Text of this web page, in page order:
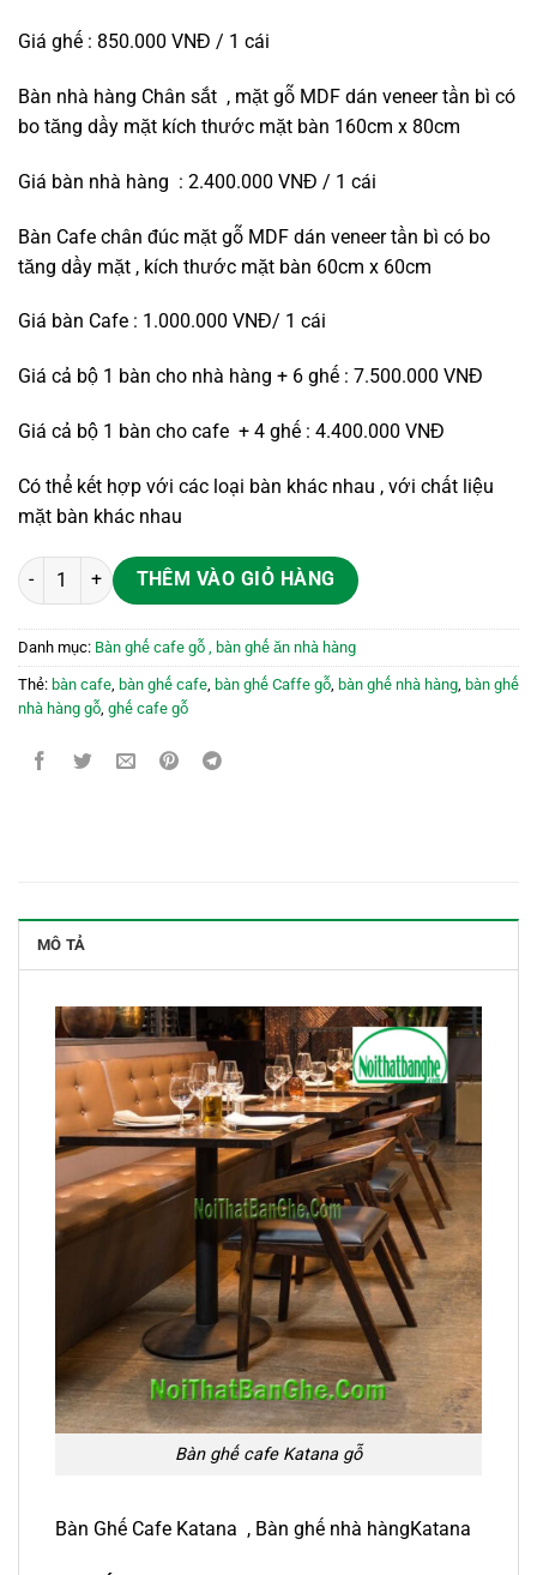
Giá ghế : 850.000 VNĐ / 1 cái
Bàn nhà hàng Chân sắt , mặt gỗ MDF dán veneer tần bì có
bo tăng dầy mặt kích thước mặt bàn 160cm x 80cm
Giá bàn nhà hàng : 2.400.000 VNĐ / 1 cái
Bàn Cafe chân đúc mặt gỗ MDF dán veneer tần bì có bo
tăng dầy mặt , kích thước mặt bàn 60cm x 60cm
Giá bàn Cafe : 1.000.000 VNĐ/ 1 cái
Giá cả bộ 1 bàn cho nhà hàng + 6 ghế : 7.500.000 VNĐ
Giá cả bộ 1 bàn cho cafe + 4 ghế : 4.400.000 VNĐ
Có thể kết hợp với các loại bàn khác nhau , với chất liệu
mặt bàn khác nhau
Bàn ghế Cafe Katana số lượng
THÊM VÀO GIỎ HÀNG
Danh mục: Bàn ghế cafe gỗ , bàn ghế ăn nhà hàng
Thẻ: bàn cafe, bàn ghế cafe, bàn ghế Caffe gỗ, bàn ghế nhà hàng, bàn ghế
nhà hàng gỗ, ghế cafe gỗ
MÔ TẢ
Bàn ghế cafe Katana gỗ
Bàn Ghế Cafe Katana , Bàn ghế nhà hàngKatana